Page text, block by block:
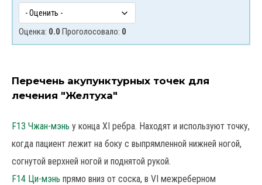
Оценка: 0.0 Проголосовало: 0
Перечень акупунктурных точек для
лечения "Желтуха"
F13 Чжан-мэнь у конца XI ребра. Находят и используют точку,
когда пациент лежит на боку с выпрямленной нижней ногой,
согнутой верхней ногой и поднятой рукой.
F14 Ци-мэнь прямо вниз от соска, в VI межреберном